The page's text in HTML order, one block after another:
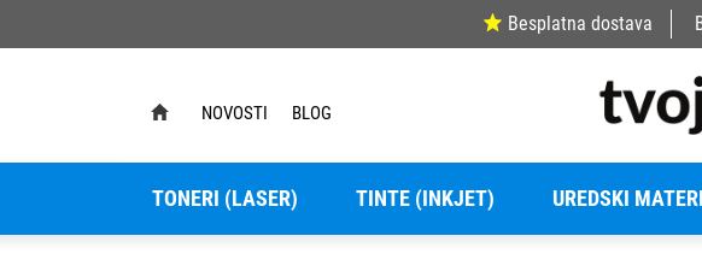
Besplatna dostava
NOVOSTI BLOG
TONERI (LASER) TINTE (INKJET) UREDSKI